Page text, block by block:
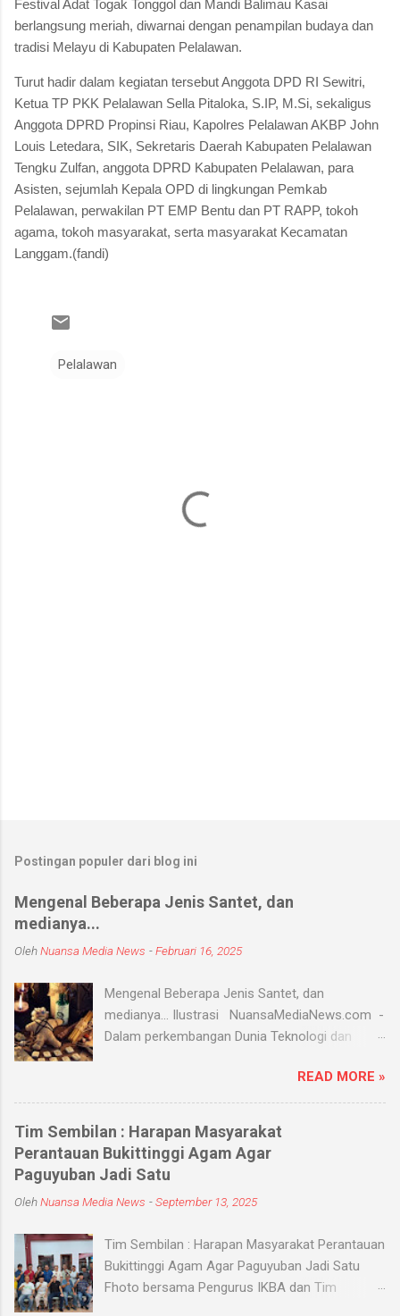
Festival Adat Togak Tonggol dan Mandi Balimau Kasai
berlangsung meriah, diwarnai dengan penampilan budaya dan
tradisi Melayu di Kabupaten Pelalawan.
Turut hadir dalam kegiatan tersebut Anggota DPD RI Sewitri,
Ketua TP PKK Pelalawan Sella Pitaloka, S.IP, M.Si, sekaligus
Anggota DPRD Propinsi Riau, Kapolres Pelalawan AKBP John
Louis Letedara, SIK, Sekretaris Daerah Kabupaten Pelalawan
Tengku Zulfan, anggota DPRD Kabupaten Pelalawan, para
Asisten, sejumlah Kepala OPD di lingkungan Pemkab
Pelalawan, perwakilan PT EMP Bentu dan PT RAPP, tokoh
agama, tokoh masyarakat, serta masyarakat Kecamatan
Langgam.(fandi)
Pelalawan
Postingan populer dari blog ini
Mengenal Beberapa Jenis Santet, dan
medianya...
OlehNuansa Media News -Februari 16, 2025
Mengenal Beberapa Jenis Santet, dan
medianya... Ilustrasi NuansaMediaNews.com -
Dalam perkembangan Dunia Teknologi dan
yang hingga saat ini masih ada dan berkembang
di masyarakat. Menurut Kamus Besar Bahasa
Indonesia (KBBI) santet berarti sihir, menyihir.
Ilmu Santet merupakan aliran ilmu hitam yang
digunakan untuk mengendalikan alam seperti
supranatural dari paranormal. Biasanya, santet
membahayakan orang lain. Banyak medium
yang digunakan oleh paranormal untuk
menyantet seseorang, diantaranya boneka,
READ MORE »
Tim Sembilan : Harapan Masyarakat
Perantauan Bukittinggi Agam Agar
Paguyuban Jadi Satu
OlehNuansa Media News -September 13, 2025
Tim Sembilan : Harapan Masyarakat Perantauan
Bukittinggi Agam Agar Paguyuban Jadi Satu
Fhoto bersama Pengurus IKBA dan Tim